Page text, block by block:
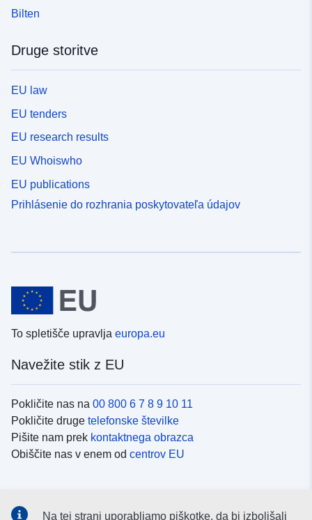
Bilten
Druge storitve
EU law
EU tenders
EU research results
EU Whoiswho
EU publications
Prihlásenie do rozhrania poskytovateľa údajov
To spletišče upravlja europa.eu
Navežite stik z EU
Pokličite nas na 00 800 6 7 8 9 10 11
Pokličite druge telefonske številke
Pišite nam prek kontaktnega obrazca
Obiščite nas v enem od centrov EU
Na tej strani uporabljamo piškotke, da bi izboljšali